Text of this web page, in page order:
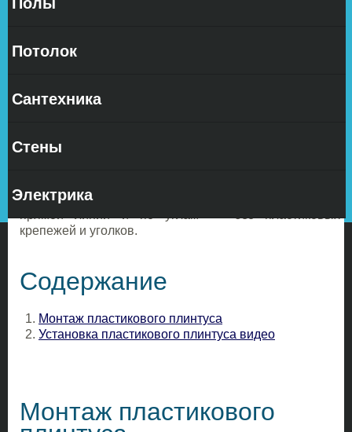
Потолок
Сантехника
Стены
Электрика
крепления к стене и по конструкции. В этой статье мы
место крепления двух изделий между собой на
крепежей и уголков.
Содержание
Монтаж пластикового плинтуса
Установка пластикового плинтуса видео
Монтаж пластикового